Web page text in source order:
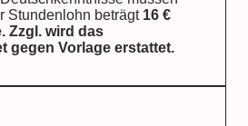
Stundenlohn beträgt 16 €
Zzgl. wird das
gegen Vorlage erstattet.